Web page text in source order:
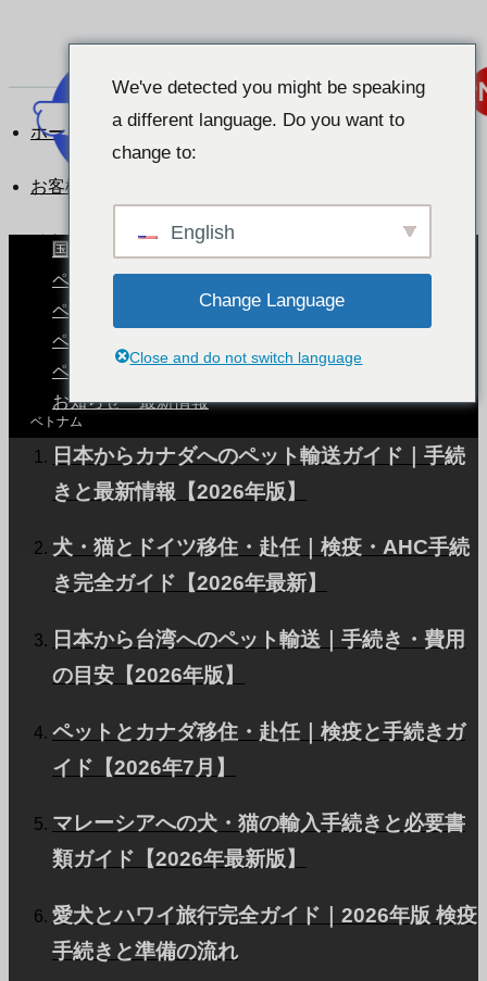
国別ペット事情
ペットと暮らす世界
ペットと旅する
ペットの輸送手続き
ペットの健康とケア
お知らせ・最新情報
日本からカナダへのペット輸送ガイド｜手続
きと最新情報【2026年版】
犬・猫とドイツ移住・赴任｜検疫・AHC手続
き完全ガイド【2026年最新】
日本から台湾へのペット輸送｜手続き・費用
の目安【2026年版】
ペットとカナダ移住・赴任｜検疫と手続きガ
イド【2026年7月】
マレーシアへの犬・猫の輸入手続きと必要書
類ガイド【2026年最新版】
愛犬とハワイ旅行完全ガイド｜2026年版 検疫
手続きと準備の流れ
ホーム
お客様の声一覧
ベトナム
ベトナム
ベトナム
ベトナム（ハノイ）へ愛
猫ちゃん1頭を輸出しまし
このWEBサイトは自然エネルギー普及に貢献して
います。
About PetAir
We've detected you might be speaking
a different language. Do you want to
change to:
English
Change Language
Close and do not switch language